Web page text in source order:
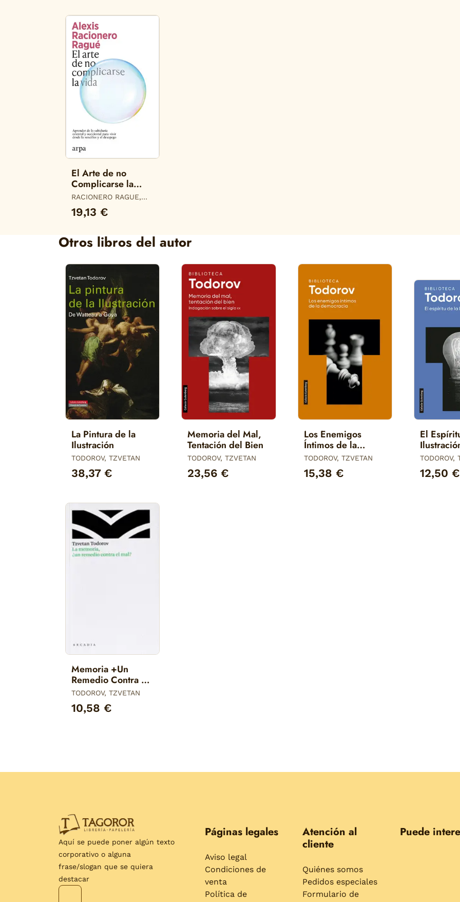
El Arte de no
Complicarse la
Vida
RACIONERO RAGUE,
ALEXIS
19,13 €
Otros libros del autor
La Pintura de la
Ilustración
TODOROV, TZVETAN
38,37 €
Memoria del Mal,
Tentación del Bien
TODOROV, TZVETAN
23,56 €
Los Enemigos
Íntimos de la
Democracia- 2022
TODOROV, TZVETAN
15,38 €
El
TODOROV,
12,50 €
Memoria +Un
Remedio Contra el
Mal?
TODOROV, TZVETAN
10,58 €
Aquí se puede poner algún texto
corporativo o alguna
frase/slogan que se quiera
destacar
Páginas legales
Aviso legal
Condiciones de
venta
Política de
Atención al
cliente
Quiénes somos
Pedidos especiales
Formulario de
Puede